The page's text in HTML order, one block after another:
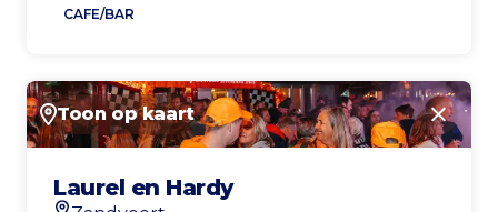
CAFE/BAR
Toon op kaart
Laurel en Hardy